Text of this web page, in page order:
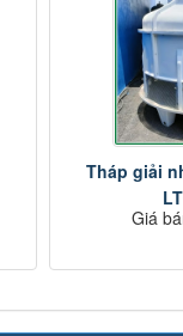
Tháp giải
Giá